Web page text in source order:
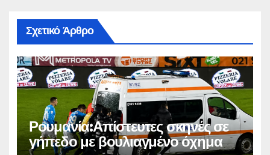
Σχετικό Άρθρο
Ρουμανία:Απίστευτες σκηνές σε
γήπεδο με βουλιαγμένο όχημα